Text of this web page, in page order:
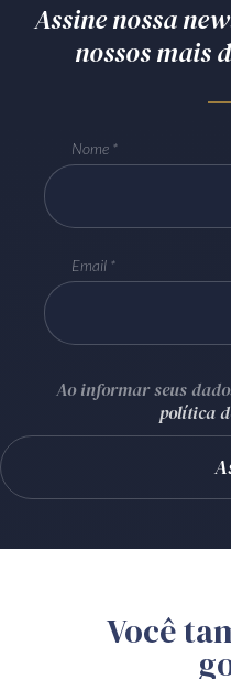
Assine nossa
nossos mais
Nome
Email
Ao informar seus
política
Você